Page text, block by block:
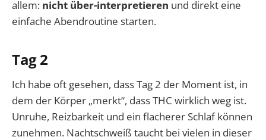
allem: nicht über-interpretieren und direkt eine
einfache Abendroutine starten.
Tag 2
Ich habe oft gesehen, dass Tag 2 der Moment ist, in
dem der Körper „merkt“, dass THC wirklich weg ist.
Unruhe, Reizbarkeit und ein flacherer Schlaf können
zunehmen. Nachtschweiß taucht bei vielen in dieser